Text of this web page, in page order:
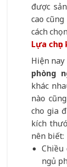
được
cao
cách
Lựa
Hiện
phòng
khác
nào
cho gia
kích
nên biết:
Chiều
ngủ